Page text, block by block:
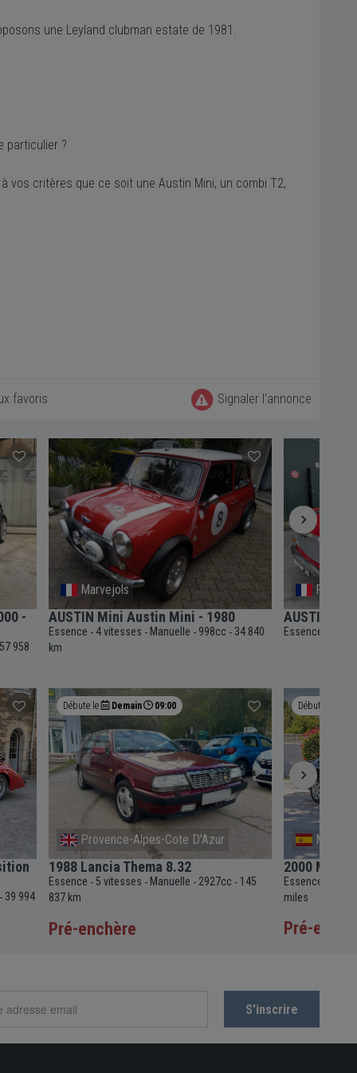
une Leyland clubman estate de 1981.
particulier ?
vos critères que ce soit une Austin Mini, un combi T2,
favoris Signaler l'annonce
-
57 958
Marvejols
AUSTIN Mini Austin Mini - 1980
Essence - 4 vitesses - Manuelle - 998cc - 34 840
km
Pornic
AUSTIN
Essence
- 39 994
Débute le Demain 09:00
Provence-Alpes-Cote D'Azur
1988 Lancia Thema 8.32
Essence - 5 vitesses - Manuelle - 2927cc - 145
837 km
Pré-enchère
Débute le
Malaga
2000
Essence
miles
Pré-